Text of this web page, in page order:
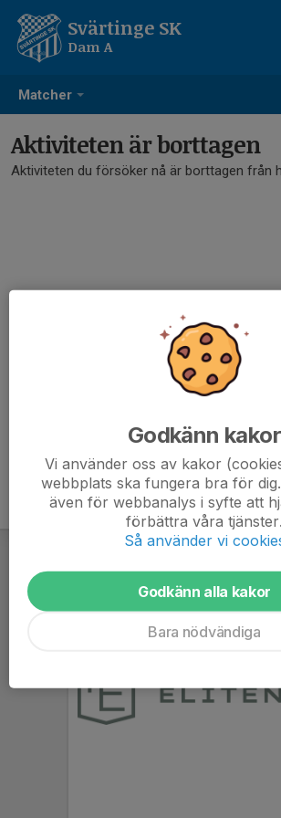
Matcher
Svärtinge SK
Dam A
Aktiviteten är borttagen
Aktiviteten du försöker nå är borttagen från
Godkänn kakor
Vi använder oss av kakor
webbplats ska fungera bra för
även för webbanalys i syfte att
förbättra våra tjänster.
Så använder vi
Godkänn alla kakor
Bara nödvändiga